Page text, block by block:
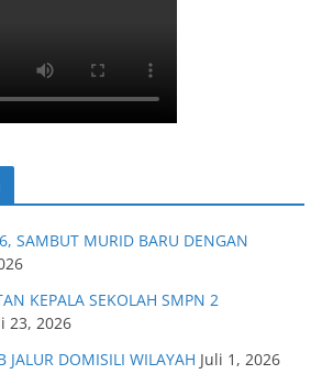
SAMBUT MURID BARU DENGAN
KEPALA SEKOLAH SMPN 2
23, 2026
JALUR DOMISILI WILAYAH Juli 1, 2026